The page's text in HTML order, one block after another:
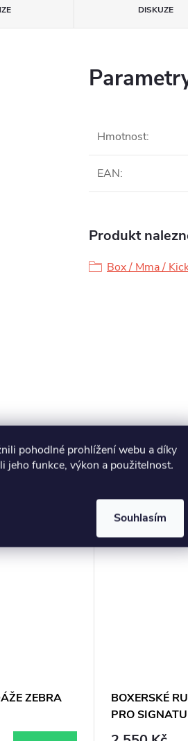
pohodlné prohlížení webu a díky
jeho funkce, výkon a použitelnost.
Souhlasím
DISKUZE
Hmotnost:
EAN:
Produkt
Box / Mma /
ZEBRA
BOXERSKÉ
PRO